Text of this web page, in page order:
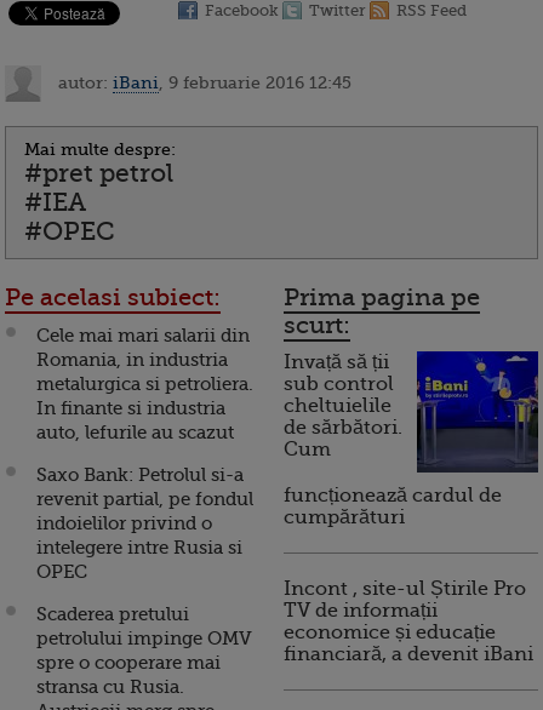
Facebook Twitter RSS Feed
autor: iBani , 9 februarie 2016 12:45
Mai multe despre:
#pret petrol
#IEA
#OPEC
Pe acelasi subiect:
Cele mai mari salarii din
Romania, in industria
metalurgica si petroliera.
In finante si industria
auto, lefurile au scazut
Saxo Bank: Petrolul si-a
revenit partial, pe fondul
indoielilor privind o
intelegere intre Rusia si
OPEC
Scaderea pretului
petrolului impinge OMV
spre o cooperare mai
stransa cu Rusia.
Prima pagina pe
scurt:
Invață să ții
sub control
cheltuielile
de sărbători.
Cum
funcționează cardul de
cumpărături
Incont , site-ul Știrile Pro
TV de informații
economice și educație
financiară, a devenit iBani